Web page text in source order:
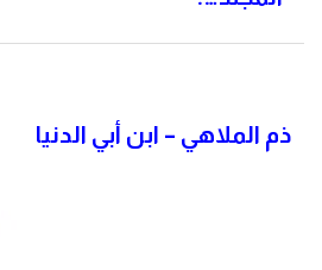
ذم الملاهي – ابن أبي الدنيا